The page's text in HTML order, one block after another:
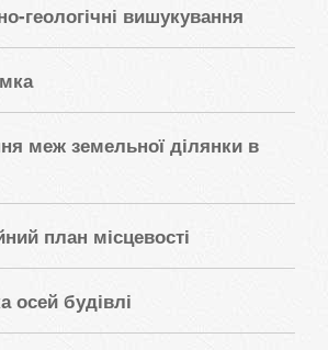
геологічні вишукування
меж земельної ділянки в
план місцевості
осей будівлі